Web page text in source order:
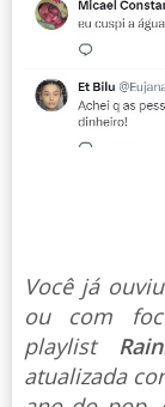
Você já
ou com
playlist
atualizada